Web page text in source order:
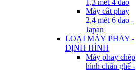
1,3 mét 4 dao
Máy cắt phay
2,4 mét 6 dao -
Japan
LOẠI MÁY PHAY -
ĐỊNH HÌNH
Máy phay chép
hình chân ghế -